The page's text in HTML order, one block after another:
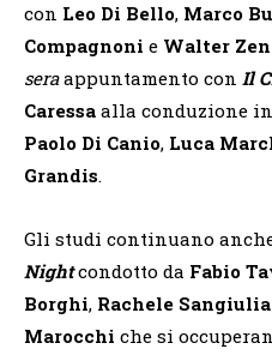
con Leo Di Bello, Marco
Compagnoni e Walter
seraappuntamento con Il
Caressa alla conduzione
Paolo Di Canio, Luca
Grandis.
Gli studi continuano
Nightcondotto da Fabio
Borghi, Rachele
Marocchi che si